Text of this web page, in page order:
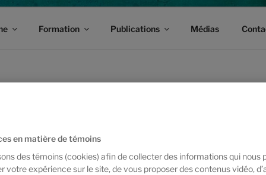
Formation Publications Médias
De nature expérientielle et réflexive,
amener l’étudiant à porter un regard
basées sur la présence attentive et
nécessaires pour intégrer celles-ci
autonome, intègre, professionnelle et
en matière de témoins
des témoins (cookies) afin de collecter des informations qui nous
votre expérience sur le site, de vous proposer des contenus vidéo,